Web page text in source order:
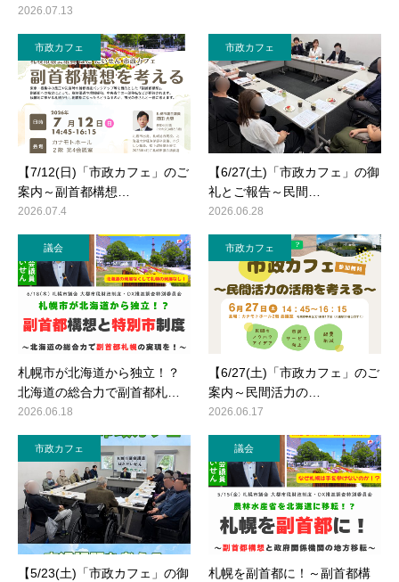
2026.07.13
市政カフェ
【7/12(日)「市政カフェ」のご
案内～副首都構想…
2026.07.4
市政カフェ
【6/27(土)「市政カフェ」の御
礼とご報告～民間…
2026.06.28
議会
札幌市が北海道から独立！？
北海道の総合力で副首都札…
2026.06.18
市政カフェ
【6/27(土)「市政カフェ」のご
案内～民間活力の…
2026.06.17
市政カフェ
【5/23(土)「市政カフェ」の御
議会
札幌を副首都に！～副首都構